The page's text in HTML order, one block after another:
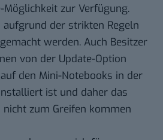
zur Verfügung.
der strikten Regeln
werden. Auch Besitzer
von der Update-Option
den Mini-Notebooks in der
ist und daher das
zum Greifen kommen